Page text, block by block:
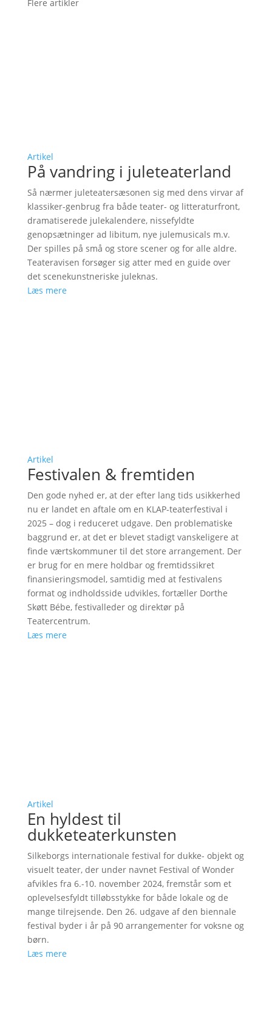
Flere artikler
Artikel
På vandring i juleteaterland
Så nærmer juleteatersæsonen sig med dens virvar af
klassiker-genbrug fra både teater- og litteraturfront,
dramatiserede julekalendere, nissefyldte
genopsætninger ad libitum, nye julemusicals m.v.
Der spilles på små og store scener og for alle aldre.
Teateravisen forsøger sig atter med en guide over
det scenekunstneriske juleknas.
Læs mere
Artikel
Festivalen & fremtiden
Den gode nyhed er, at der efter lang tids usikkerhed
nu er landet en aftale om en KLAP-teaterfestival i
2025 – dog i reduceret udgave. Den problematiske
baggrund er, at det er blevet stadigt vanskeligere at
finde værtskommuner til det store arrangement. Der
er brug for en mere holdbar og fremtidssikret
finansieringsmodel, samtidig med at festivalens
format og indholdsside udvikles, fortæller Dorthe
Skøtt Bébe, festivalleder og direktør på
Teatercentrum.
Læs mere
Artikel
En hyldest til
dukketeaterkunsten
Silkeborgs internationale festival for dukke- objekt og
visuelt teater, der under navnet Festival of Wonder
afvikles fra 6.-10. november 2024, fremstår som et
oplevelsesfyldt tilløbsstykke for både lokale og de
mange tilrejsende. Den 26. udgave af den biennale
festival byder i år på 90 arrangementer for voksne og
børn.
Læs mere